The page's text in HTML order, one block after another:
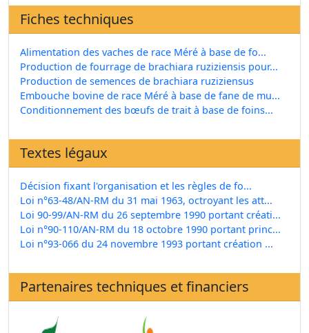
Fiches techniques
Alimentation des vaches de race Méré à base de fo...
Production de fourrage de brachiara ruziziensis pour...
Production de semences de brachiara ruziziensus
Embouche bovine de race Méré à base de fane de mu...
Conditionnement des bœufs de trait à base de foins...
Textes légaux
Décision fixant l'organisation et les règles de fo...
Loi n°63-48/AN-RM du 31 mai 1963, octroyant les att...
Loi 90-99/AN-RM du 26 septembre 1990 portant créati...
Loi n°90-110/AN-RM du 18 octobre 1990 portant princ...
Loi n°93-066 du 24 novembre 1993 portant création ...
Partenaires techniques et financiers